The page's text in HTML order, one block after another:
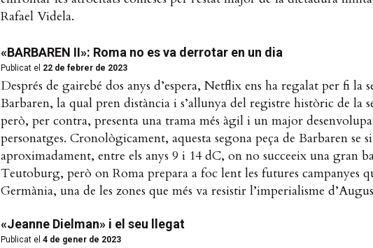
Rafael Videla.
«BARBAREN II»: Roma no es va derrotar en un dia
Publicat el 22 de febrer de 2023
Després de gairebé dos anys d’espera, Netflix ens ha regalat per fi la
Barbaren, la qual pren distància i s’allunya del registre històric de la
però, per contra, presenta una trama més àgil i un major
personatges. Cronològicament, aquesta segona peça de Barbaren se
aproximadament, entre els anys 9 i 14 dC, on no succeeix una gran
Teutoburg, però on Roma prepara a foc lent les futures campanyes
Germània, una de les zones que més va resistir l’imperialisme
«Jeanne Dielman» i el seu llegat
Publicat el 4 de gener de 2023